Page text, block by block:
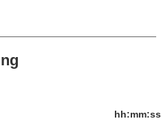
hh:mm:ss